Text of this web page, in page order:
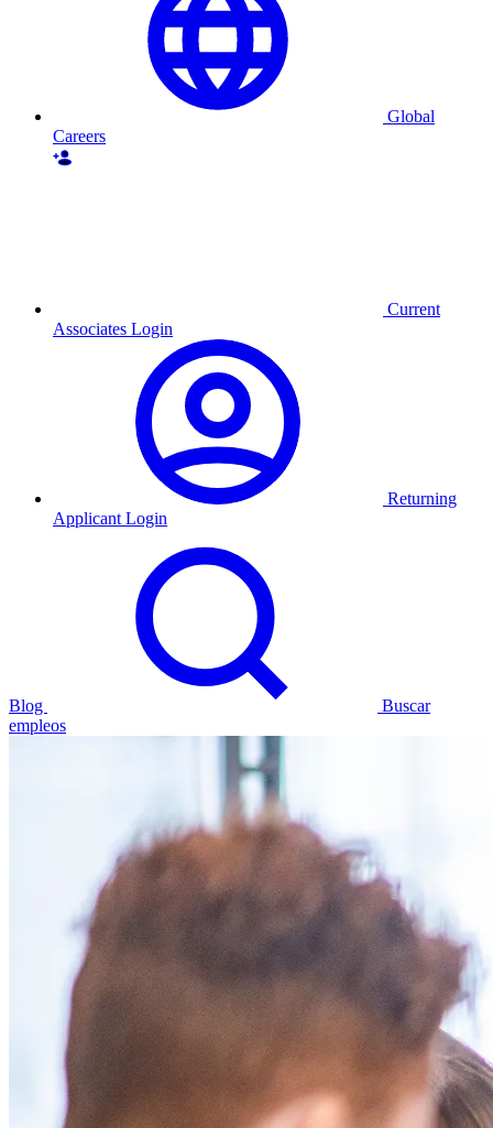
Global
Careers
Current
Associates Login
Returning
Applicant Login
Blog
Buscar
empleos